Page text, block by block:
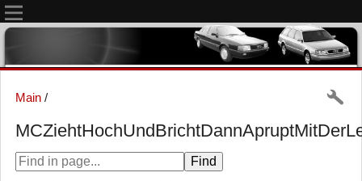
Main /